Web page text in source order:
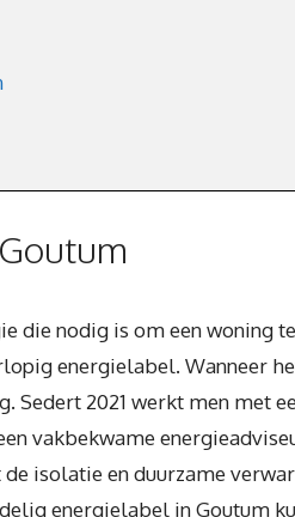
die nodig is om een woning
energielabel. Wanneer
2021 werkt men met
vakbekwame
isolatie en duurzame
energielabel in Goutum